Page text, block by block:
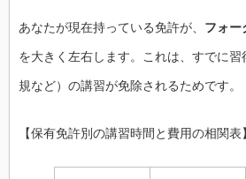
あなたが現在持っている免許が、 フォー
を大きく左右します。これは、すでに
規など）の講習が免除されるためです。
【保有免許別の講習時間と費用の相関表】